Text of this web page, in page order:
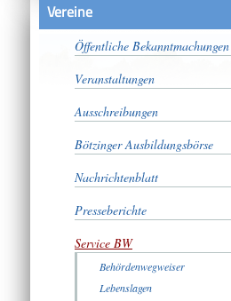
VereineSatzungen
Öffentliche Bekanntmachungen
Veranstaltungen
Ausschreibungen
Bötzinger Ausbildungsbörse
Nachrichtenblatt
Presseberichte
Service BW
Behördenwegweiser
Lebenslagen